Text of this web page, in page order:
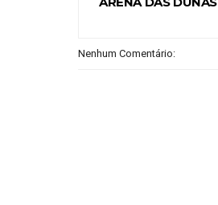
Nenhum Comentário: